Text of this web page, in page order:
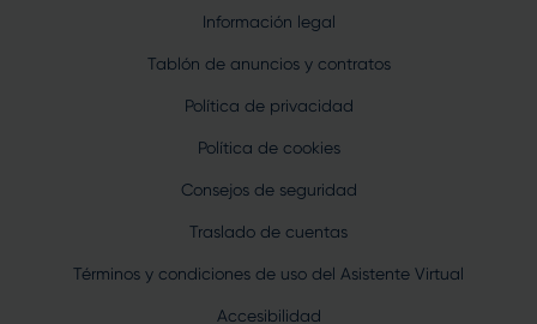
Información legal
Tablón de anuncios y contratos
Política de privacidad
Política de cookies
Consejos de seguridad
Traslado de cuentas
Términos y condiciones de uso del Asistente Virtual
Accesibilidad